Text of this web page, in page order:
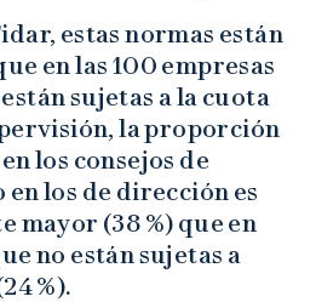
estas normas están
en las 100 empresas
sujetas a la cuota
la proporción
los consejos de
los de dirección es
mayor (38 %) que en
no están sujetas a
%).